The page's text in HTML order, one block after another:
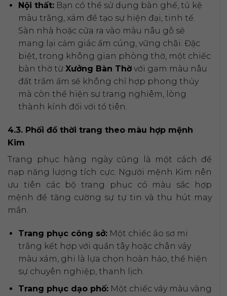
Nội thất:Bạn có thể sử dụng bàn ghế, tủ kệ
màu trắng, xám để tạo sự hiện đại, tinh tế.
Sàn nhà hoặc cửa ra vào màu nâu gỗ sẽ
mang lại cảm giác ấm cúng, vững chãi. Đặc
biệt, trong không gian phòng thờ, một chiếc
bàn thờ từ Xưởng Bàn Thờvới gam màu nâu
đất trầm ấm sẽ không chỉ hợp phong thủy
mà còn thể hiện sự trang nghiêm, lòng
thành kính đối với tổ tiên.
4.3. Phối đồ thời trang theo màu hợp mệnh
Kim
Trang phục hàng ngày cũng là một cách để
nạp năng lượng tích cực. Người mệnh Kim nên
ưu tiên các bộ trang phục có màu sắc hợp
mệnh để tăng cường sự tự tin và thu hút may
mắn.
Trang phục công sở:Một chiếc áo sơ mi
trắng kết hợp với quần tây hoặc chân váy
màu xám, ghi là lựa chọn hoàn hảo, thể hiện
sự chuyên nghiệp, thanh lịch.
Trang phục dạo phố:Một chiếc váy màu vàng